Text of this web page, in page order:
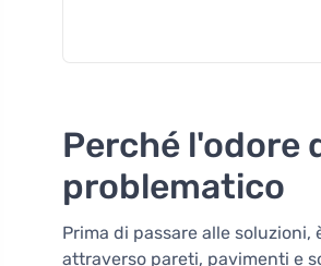
Perché l'odore
problematico
Prima di passare alle
attraverso pareti, pavimenti e